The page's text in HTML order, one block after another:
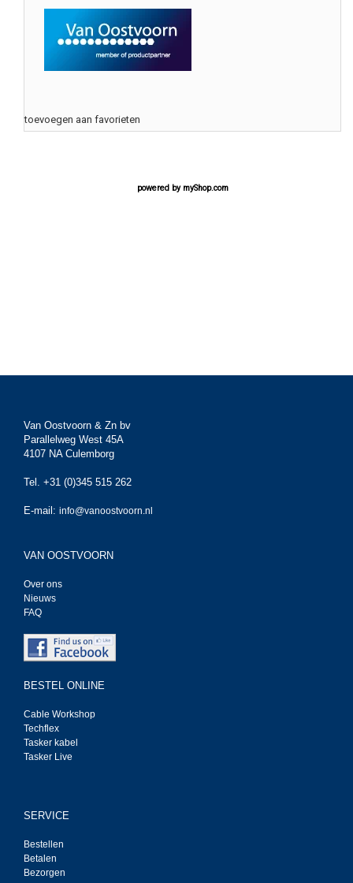
toevoegen aan favorieten
powered by myShop.com
Van Oostvoorn & Zn bv
Parallelweg West 45A
4107 NA Culemborg
Tel. +31 (0)345 515 262
E-mail: info@vanoostvoorn.nl
VAN OOSTVOORN
Over ons
Nieuws
FAQ
BESTEL ONLINE
Cable Workshop
Techflex
Tasker kabel
Tasker Live
SERVICE
Bestellen
Betalen
Bezorgen